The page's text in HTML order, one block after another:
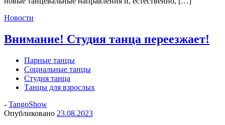
Новости
Внимание! Студия танца переезжает!
Парные танцы
Социальные танцы
Студия танца
Танцы для взрослых
- TangoShow
Опубликовано 23.08.2023